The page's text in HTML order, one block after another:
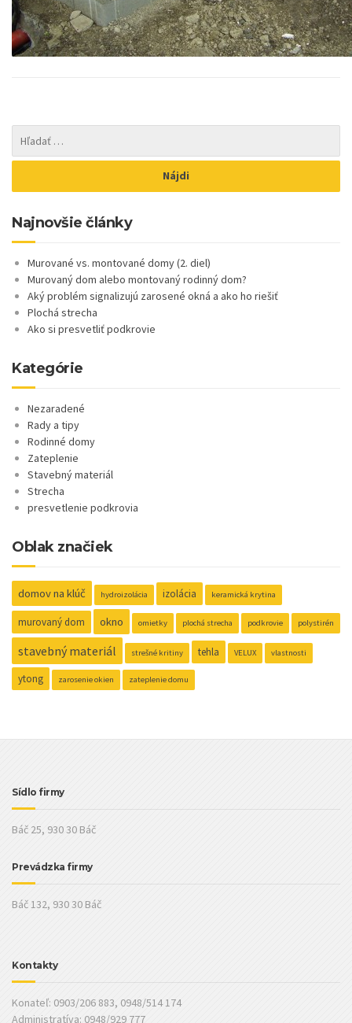
Najnovšie články
Murované vs. montované domy (2. diel)
Murovaný dom alebo montovaný rodinný dom?
Aký problém signalizujú zarosené okná a ako ho riešiť
Plochá strecha
Ako si presvetliť podkrovie
Kategórie
Nezaradené
Rady a tipy
Rodinné domy
Zateplenie
Stavebný materiál
Strecha
presvetlenie podkrovia
Oblak značiek
domov na klúč hydroizolácia izolácia keramická krytina
murovaný dom okno omietky plochá strecha podkrovie polystirén
stavebný materiál strešné kritiny tehla VELUX vlastnosti
ytong zarosenie okien zateplenie domu
Sídlo firmy
Báč 25, 930 30 Báč
Prevádzka firmy
Báč 132, 930 30 Báč
Kontakty
Konateľ: 0903/206 883, 0948/514 174
Administratíva: 0948/929 777